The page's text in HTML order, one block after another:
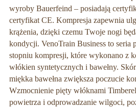
wyroby Bauerfeind – posiadają
certyfikat CE. Kompresja zapewnia
krążenia, dzięki czemu Twoje nogi
kondycji. VenoTrain Business to
stopniu kompresji, które wykonano z
włókien syntetycznych i bawełny.
miękka bawełna zwiększa poczucie
Wzmocnienie pięty włóknami
powietrza i odprowadzanie wilgoci,